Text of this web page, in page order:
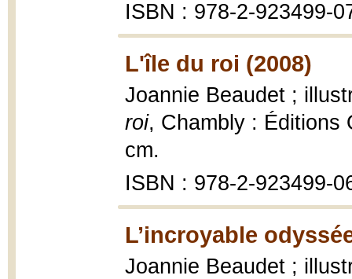
ISBN : 978-2-923499-
L'île du roi (2008)
Joannie Beaudet ;
roi, Chambly : Éditions
cm.
ISBN : 978-2-923499-
L’incroyable
Joannie Beaudet ;